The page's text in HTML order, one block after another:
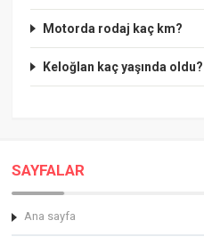
Motorda rodaj kaç km?
Keloğlan kaç yaşında oldu?
SAYFALAR
Ana sayfa